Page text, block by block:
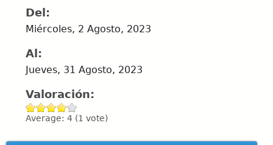
Del:
Miércoles, 2 Agosto, 2023
Al:
Jueves, 31 Agosto, 2023
Valoración:
Average: 4 (1 vote)